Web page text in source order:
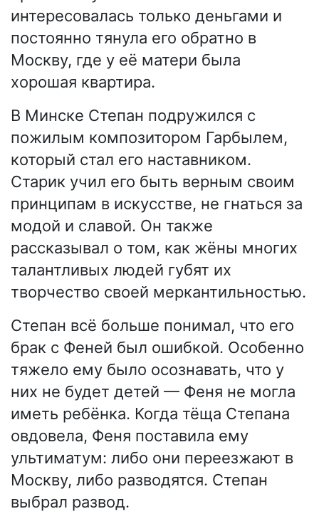
интересовалась только деньгами и
постоянно тянула его обратно в
Москву, где у её матери была
хорошая квартира.
В Минске Степан подружился с
пожилым композитором Гарбылем,
который стал его наставником.
Старик учил его быть верным своим
принципам в искусстве, не гнаться за
модой и славой. Он также
рассказывал о том, как жёны многих
талантливых людей губят их
творчество своей меркантильностью.
Степан всё больше понимал, что его
брак с Феней был ошибкой. Особенно
тяжело ему было осознавать, что у
них не будет детей — Феня не могла
иметь ребёнка. Когда тёща Степана
овдовела, Феня поставила ему
ультиматум: либо они переезжают в
Москву, либо разводятся. Степан
выбрал развод.